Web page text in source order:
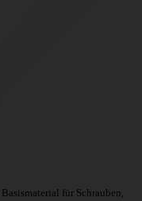
für Schrauben,